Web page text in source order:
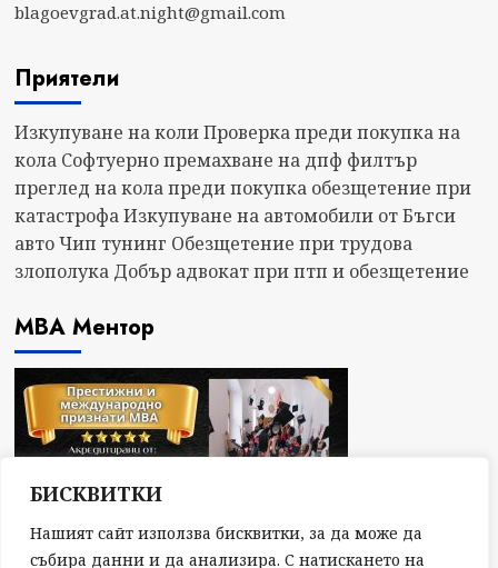
БИСКВИТКИ
Нашият сайт използва бисквитки, за да може да
събира данни и да анализира. С натискането на
blagoevgrad.at.night@gmail.com
Приятели
Изкупуване на коли Проверка преди покупка на
кола Софтуерно премахване на дпф филтър
преглед на кола преди покупка обезщетение при
катастрофа Изкупуване на автомобили от Бъгси
авто Чип тунинг Обезщетение при трудова
злополука Добър адвокат при птп и обезщетение
МВА Ментор